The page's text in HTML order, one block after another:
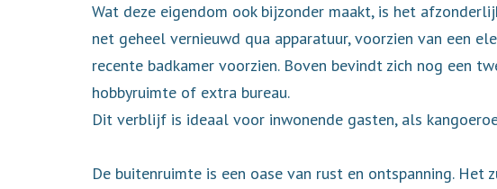
Wat deze eigendom ook bijzonder maakt, is het
net geheel vernieuwd qua apparatuur, voorzien van een
recente badkamer voorzien. Boven bevindt zich nog een
hobbyruimte of extra bureau.
Dit verblijf is ideaal voor inwonende gasten, als
De buitenruimte is een oase van rust en ontspanning.